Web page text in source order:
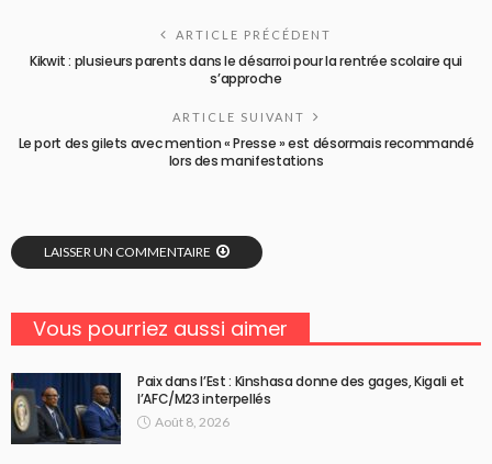
ARTICLE PRÉCÉDENT
Kikwit : plusieurs parents dans le désarroi pour la rentrée scolaire qui
s’approche
ARTICLE SUIVANT
Le port des gilets avec mention « Presse » est désormais recommandé
lors des manifestations
LAISSER UN COMMENTAIRE
Vous pourriez aussi aimer
Paix dans l’Est : Kinshasa donne des gages, Kigali et
l’AFC/M23 interpellés
Août 8, 2026